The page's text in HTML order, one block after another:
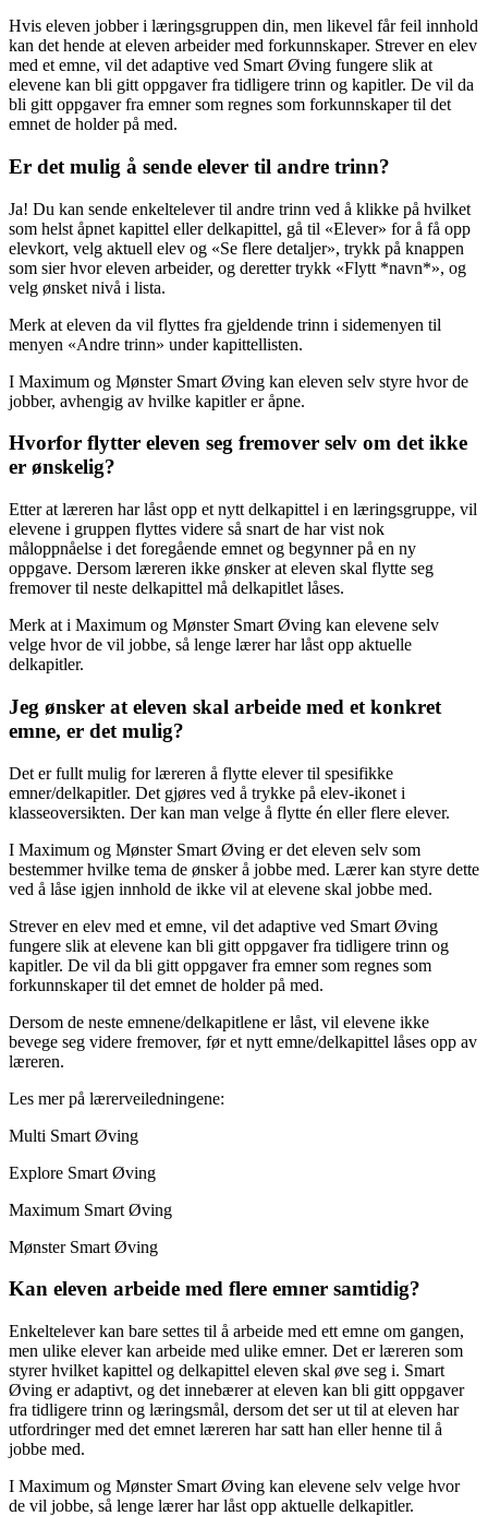
Hvis eleven jobber i læringsgruppen din, men likevel får feil innhold
kan det hende at eleven arbeider med forkunnskaper. Strever en elev
med et emne, vil det adaptive ved Smart Øving fungere slik at
elevene kan bli gitt oppgaver fra tidligere trinn og kapitler. De vil da
bli gitt oppgaver fra emner som regnes som forkunnskaper til det
emnet de holder på med.
Er det mulig å sende elever til andre trinn?
Ja! Du kan sende enkeltelever til andre trinn ved å klikke på hvilket
som helst åpnet kapittel eller delkapittel, gå til «Elever» for å få opp
elevkort, velg aktuell elev og «Se flere detaljer», trykk på knappen
som sier hvor eleven arbeider, og deretter trykk «Flytt *navn*», og
velg ønsket nivå i lista.
Merk at eleven da vil flyttes fra gjeldende trinn i sidemenyen til
menyen «Andre trinn» under kapittellisten.
I Maximum og Mønster Smart Øving kan eleven selv styre hvor de
jobber, avhengig av hvilke kapitler er åpne.
Hvorfor flytter eleven seg fremover selv om det ikke
er ønskelig?
Etter at læreren har låst opp et nytt delkapittel i en læringsgruppe, vil
elevene i gruppen flyttes videre så snart de har vist nok
måloppnåelse i det foregående emnet og begynner på en ny
oppgave. Dersom læreren ikke ønsker at eleven skal flytte seg
fremover til neste delkapittel må delkapitlet låses.
Merk at i Maximum og Mønster Smart Øving kan elevene selv
velge hvor de vil jobbe, så lenge lærer har låst opp aktuelle
delkapitler.
Jeg ønsker at eleven skal arbeide med et konkret
emne, er det mulig?
Det er fullt mulig for læreren å flytte elever til spesifikke
emner/delkapitler. Det gjøres ved å trykke på elev-ikonet i
klasseoversikten. Der kan man velge å flytte én eller flere elever.
I Maximum og Mønster Smart Øving er det eleven selv som
bestemmer hvilke tema de ønsker å jobbe med. Lærer kan styre dette
ved å låse igjen innhold de ikke vil at elevene skal jobbe med.
Strever en elev med et emne, vil det adaptive ved Smart Øving
fungere slik at elevene kan bli gitt oppgaver fra tidligere trinn og
kapitler. De vil da bli gitt oppgaver fra emner som regnes som
forkunnskaper til det emnet de holder på med.
Dersom de neste emnene/delkapitlene er låst, vil elevene ikke
bevege seg videre fremover, før et nytt emne/delkapittel låses opp av
læreren.
Les mer på lærerveiledningene:
Multi Smart Øving
Explore Smart Øving
Maximum Smart Øving
Mønster Smart Øving
Kan eleven arbeide med flere emner samtidig?
Enkeltelever kan bare settes til å arbeide med ett emne om gangen,
men ulike elever kan arbeide med ulike emner. Det er læreren som
styrer hvilket kapittel og delkapittel eleven skal øve seg i. Smart
Øving er adaptivt, og det innebærer at eleven kan bli gitt oppgaver
fra tidligere trinn og læringsmål, dersom det ser ut til at eleven har
utfordringer med det emnet læreren har satt han eller henne til å
jobbe med.
I Maximum og Mønster Smart Øving kan elevene selv velge hvor
de vil jobbe, så lenge lærer har låst opp aktuelle delkapitler.